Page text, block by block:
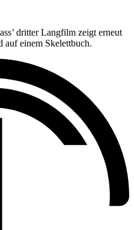
dritter Langfilm zeigt erneut
auf einem Skelettbuch.